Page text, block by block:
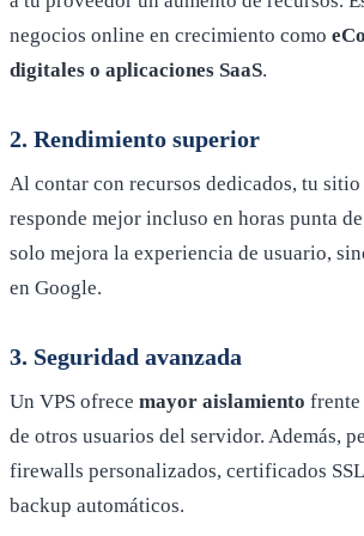
negocios online en crecimiento como
digitales o aplicaciones SaaS.
2. Rendimiento superior
Al contar con recursos dedicados, tu
responde mejor incluso en horas punta
solo mejora la experiencia de usuario,
en Google.
3. Seguridad avanzada
Un VPS ofrece mayor aislamiento frente
de otros usuarios del servidor. Además,
firewalls personalizados, certificados
backup automáticos.